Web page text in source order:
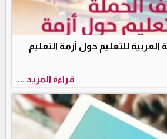
للتعليم حول أزمة التعليم
قراءة المزيد ...